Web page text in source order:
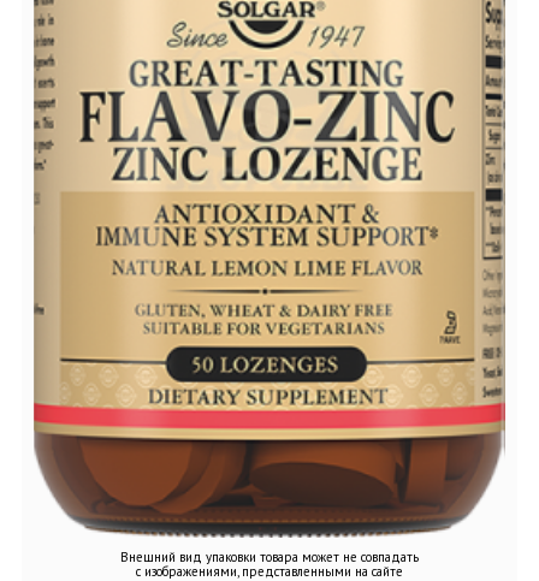
Внешний вид упаковки товара может не совпадать
с изображениями, представленными на сайте